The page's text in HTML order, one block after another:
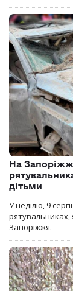
На
дітьми
У неділю, 9
рятувальниках,
Запоріжжя.